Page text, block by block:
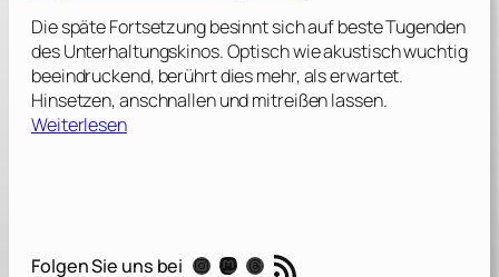
Die späte Fortsetzung besinnt sich auf beste Tugenden
des Unterhaltungskinos. Optisch wie akustisch wuchtig
beeindruckend, berührt dies mehr, als erwartet.
Hinsetzen, anschnallen und mitreißen lassen.
Weiterlesen:
n
Folgen Sie uns bei Instagram Mastodon Threads RSS-Feed